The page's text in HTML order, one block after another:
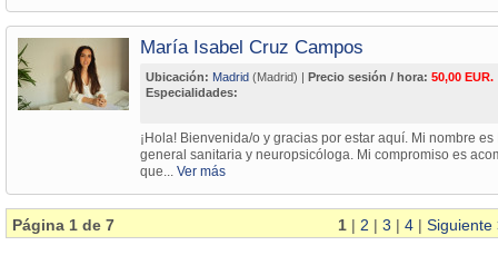
María Isabel Cruz Campos
Ubicación: Madrid (Madrid) | Precio sesión / hora: 50,00 EUR.
Especialidades:
¡Hola! Bienvenida/o y gracias por estar aquí. Mi nombre
general sanitaria y neuropsicóloga. Mi compromiso es
que... Ver más
Página 1 de 7 1| 2 | 3 | 4| Siguiente